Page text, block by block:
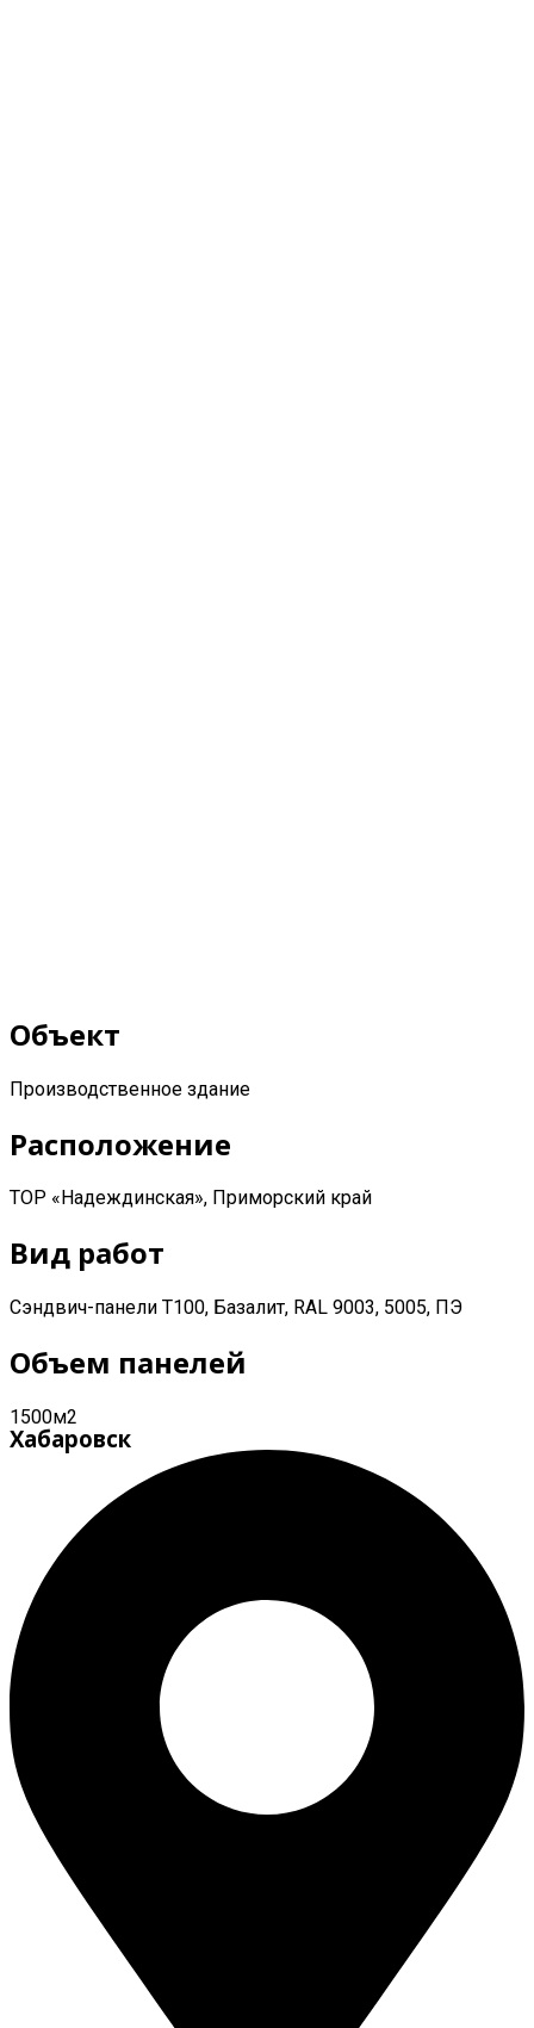
Объект
Производственное здание
Расположение
ТОР «Надеждинская», Приморский край
Вид работ
Сэндвич-панели Т100, Базалит, RAL 9003, 5005, ПЭ
Объем панелей
1500м2
Хабаровск